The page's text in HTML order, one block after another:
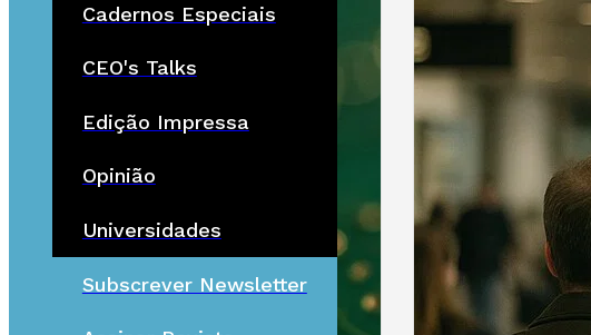
Cadernos Especiais
CEO's Talks
Edição Impressa
Opinião
Universidades
Subscrever Newsletter